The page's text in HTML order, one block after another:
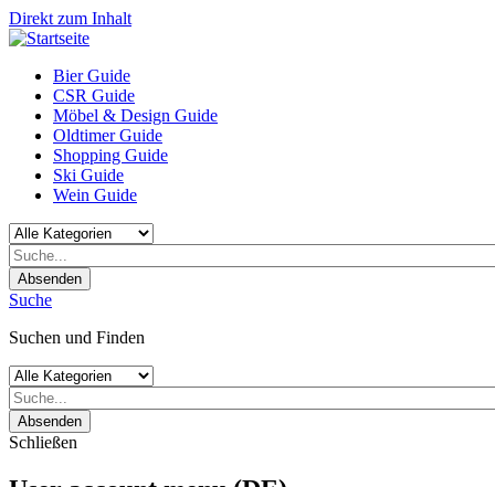
Direkt zum Inhalt
Bier Guide
CSR Guide
Möbel & Design Guide
Oldtimer Guide
Shopping Guide
Ski Guide
Wein Guide
Absenden
Suche
Suchen und Finden
Absenden
Schließen